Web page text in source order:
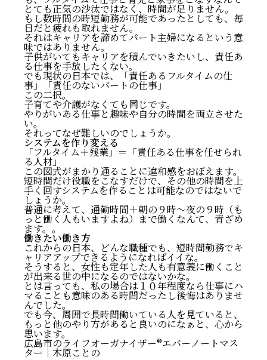
とても正気の沙汰ではなく、時間が足りません。
もし数時間の時短勤務が可能であったとしても、毎
日だと疲れも取れません。
それはキャリアを諦めてパート主婦になるという意
味ではありません。
子供がいてもキャリアを積んでいきたいし、責任あ
る仕事を手放したくない。
でも現状の日本では、「責任あるフルタイムの仕
事」「責任のないパートの仕事」
この二択。
子育てや介護がなくても同じです。
やりがいある仕事と趣味や自分の時間を両立させた
い。
それってなぜ難しいのでしょうか。
システムを作り変える
「フルタイム＋残業」＝「責任ある仕事を任せられ
る人材」
この図式がまかり通ることに違和感をおぼえます。
短時間だけ役職をこなすだけで、その他の時間を上
手く回すシステムを作ることは可能なのではないで
しょうか。
普通に考えて、通勤時間＋朝の９時〜夜の９時（も
っと働く人もいますよね）まで働くなんて、青ざめ
ます。。
働きたい働き方
これからの日本、どんな職種でも、短時間勤務でキ
ャリアアップできるようになればイイな。
そうすると、女性も定年した人も有意義に働くこと
が出来る世の中になるのではないかな。
とは言っても、私の場合は１０年程度なら仕事にハ
マることも意味のある時間だったし後悔はありませ
んでした。
でも今、周囲で長時間働いている人を見ていると、
もっと他のやり方があると良いのになぁと、心から
思います。
広島市のライフオーガナイザー®️エバーノートマス
ター｜木原ことの